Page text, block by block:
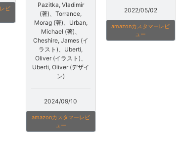
ビ
Pazitka, Vladimir
(著)、Torrance,
Morag (著)、Urban,
Michael (著)、
Cheshire, James (イ
ラスト)、Uberti,
Oliver (イラスト)、
Uberti, Oliver (デザイ
ン)
2024/09/10
amazonカスタマーレビ
ュー
2022/05/02
amazonカスタマーレビ
ュー